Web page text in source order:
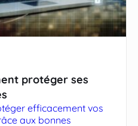
protéger ses
efficacement vos
aux bonnes